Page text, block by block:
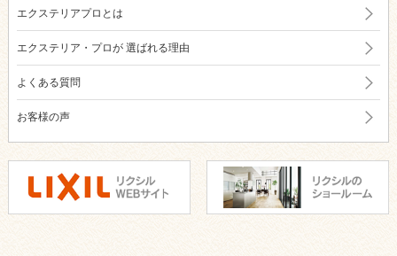
エクステリアプロとは
エクステリア・プロが選ばれる理由
よくある質問
お客様の声